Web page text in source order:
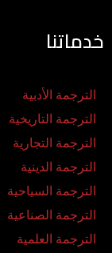
خدماتنا
الترجمة الأدبية
الترجمة التاريخية
الترجمة التجارية
الترجمة الدينية
الترجمة السياحية
الترجمة الصناعية
الترجمة العلمية